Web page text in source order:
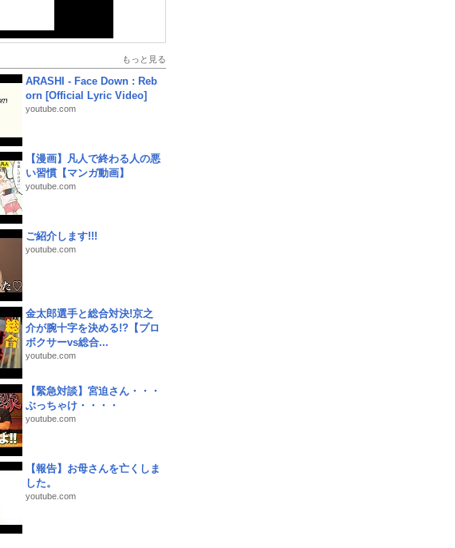
もっと見る
ARASHI - Face Down : Reb
orn [Official Lyric Video]
youtube.com
【漫画】凡人で終わる人の悪
い習慣【マンガ動画】
youtube.com
ご紹介します!!!
youtube.com
金太郎選手と総合対決!京之
介が腕十字を決める!?【プロ
ボクサーvs総合...
youtube.com
【緊急対談】宮迫さん・・・
ぶっちゃけ・・・・
youtube.com
【報告】お母さんを亡くしま
した。
youtube.com